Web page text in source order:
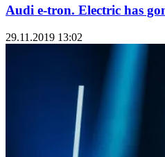
Audi e-tron. Electric has
29.11.2019 13:02